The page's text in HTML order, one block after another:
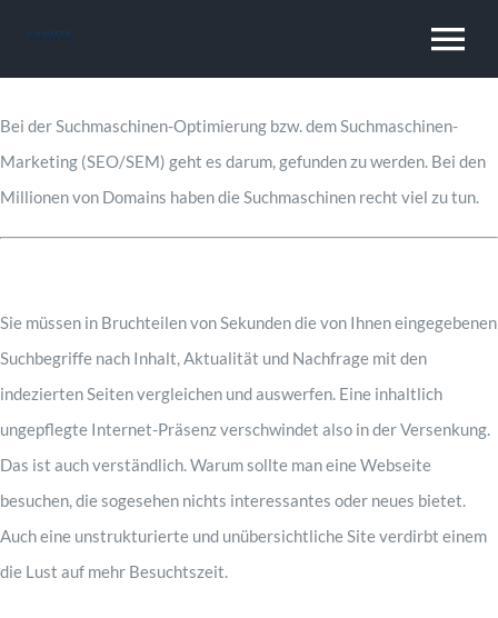
Home
About
Skill
Contact
Bei der Suchmaschinen-Optimierung bzw. dem Suchmaschinen-
Marketing (SEO/SEM) geht es darum, gefunden zu werden. Bei den
Millionen von Domains haben die Suchmaschinen recht viel zu tun.
Sie müssen in Bruchteilen von Sekunden die von Ihnen eingegebenen
Suchbegriffe nach Inhalt, Aktualität und Nachfrage mit den
indezierten Seiten vergleichen und auswerfen. Eine inhaltlich
ungepflegte Internet-Präsenz verschwindet also in der Versenkung.
Das ist auch verständlich. Warum sollte man eine Webseite
besuchen, die sogesehen nichts interessantes oder neues bietet.
Auch eine unstrukturierte und unübersichtliche Site verdirbt einem
die Lust auf mehr Besuchtszeit.